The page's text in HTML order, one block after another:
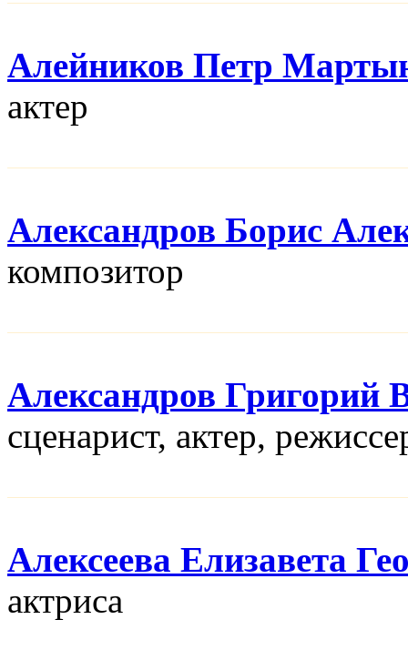
Алейников Петр
актер
Александров Борис
композитор
Александров Григорий
сценарист, актер,
Алексеева Елизавета
актриса